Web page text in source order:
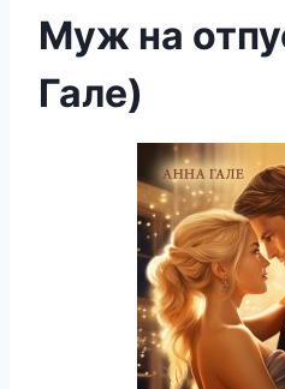
Муж на
Гале)